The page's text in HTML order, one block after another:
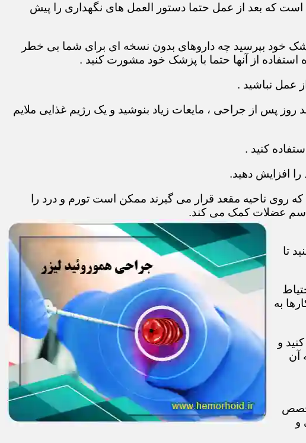
که بعد از عمل حتما دستور العمل های نگهداری را پیش
خود بپرسید چه داروهای بدون نسخه ای برای شما بی خطر
از آنها حتما با پزشک خود مشورت کنید .
عمل نباشید .
پس از جراحی ، مایعات زیاد بنوشید و یک رژیم غذایی ملایم
کنید .
افزایش دهید.
روی ناحیه مقعد قرار می گیرند ممکن است تورم و درد را
عضلات کمک می کند.
تا
به
کنید و
آن
و